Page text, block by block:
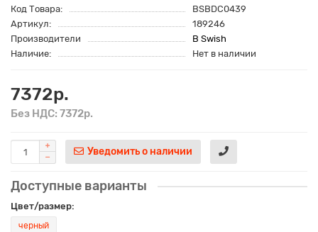
Код Товара:
BSBDC0439
Артикул:
189246
Производители
B Swish
Наличие:
Нет в наличии
7372р.
Без НДС: 7372р.
Уведомить о наличии
Доступные варианты
Цвет/размер:
черный